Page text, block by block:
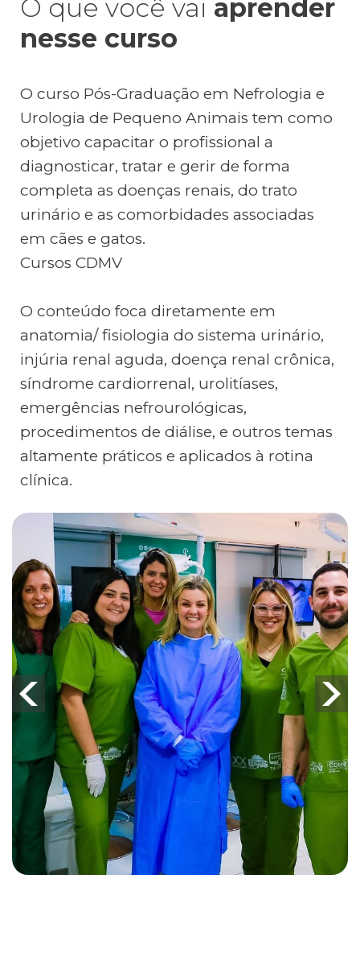
O que você vai aprender
nesse curso
O curso Pós-Graduação em Nefrologia e
Urologia de Pequeno Animais tem como
objetivo capacitar o profissional a
diagnosticar, tratar e gerir de forma
completa as doenças renais, do trato
urinário e as comorbidades associadas
em cães e gatos.
Cursos CDMV
O conteúdo foca diretamente em
anatomia/ fisiologia do sistema urinário,
injúria renal aguda, doença renal crônica,
síndrome cardiorrenal, urolitíases,
emergências nefrourológicas,
procedimentos de diálise, e outros temas
altamente práticos e aplicados à rotina
clínica.